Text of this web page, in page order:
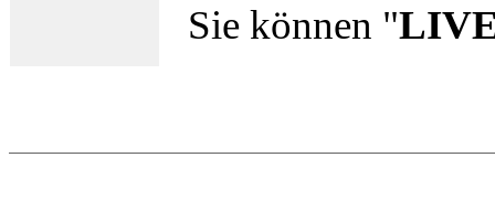
Sie können "